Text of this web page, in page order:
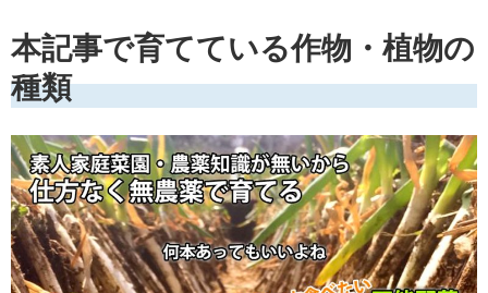
本記事で育てている作物・植物の
種類